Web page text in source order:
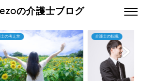
の介護士ブログ
士の考え方 介護士の転職